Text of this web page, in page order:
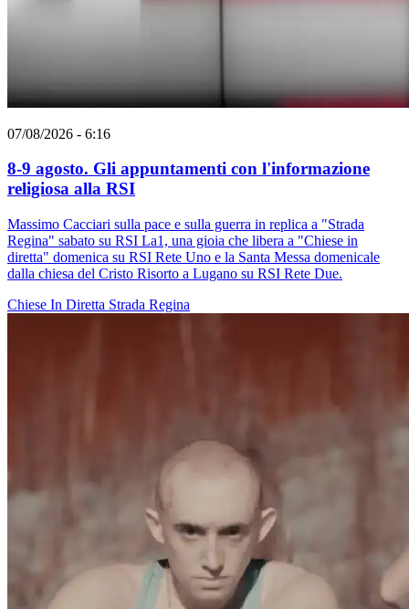
07/08/2026 - 6:16
8-9 agosto. Gli appuntamenti con l'informazione
religiosa alla RSI
Massimo Cacciari sulla pace e sulla guerra in replica a "Strada
Regina" sabato su RSI La1, una gioia che libera a "Chiese in
diretta" domenica su RSI Rete Uno e la Santa Messa domenicale
dalla chiesa del Cristo Risorto a Lugano su RSI Rete Due.
Chiese In Diretta Strada Regina